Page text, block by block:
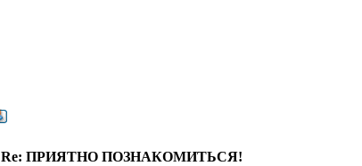
Re: ПРИЯТНО ПОЗНАКОМИТЬСЯ!